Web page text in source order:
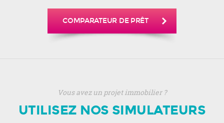
COMPARATEUR DE PRÊT
Vous avez un projet immobilier ?
UTILISEZ NOS SIMULATEURS